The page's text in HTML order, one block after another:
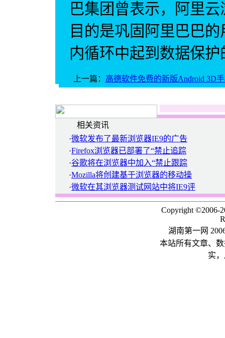
巴集团曾表示，阿里
目的是巩固阿里巴巴
内循环中起到数据保
上一篇： 高德软件免费的新版Android 3D
相关资讯
·微软发布了最新浏览器IE9的广告
·Firefox浏览器已部署了“禁止追踪
·谷歌将在浏览器中加入“禁止跟踪
·Mozilla将创建基于浏览器的移动操
·微软在其浏览器测试网站中将IE9评
Copyright ©2006-
湖南第一网
本站所有文章、
实